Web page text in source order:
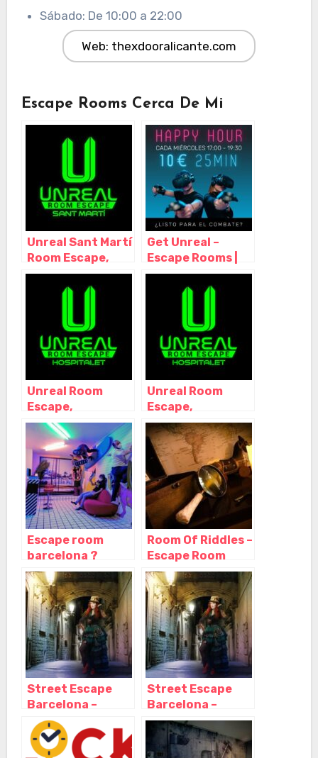
Sábado: De 10:00 a 22:00
Web: thexdooralicante.com
Escape Rooms Cerca De Mi
Unreal Sant Martí
Room Escape,
Barcelona –
Cataluña
Get Unreal –
Escape Rooms |
Realidad Virtual |
Tarragona,
Cataluña
Unreal Room
Escape,
L’Hospitalet de
Llobregat –
Barcelona
Unreal Room
Escape,
L’Hospitalet de
Llobregat –
Barcelona
Escape room
barcelona ?
Escape
Barcelona,
Barcelona –
Cataluña
Room Of Riddles –
Escape Room
Barcelona,
Barcelona –
Cataluña
Street Escape
Barcelona –
Escape room al
aire libre,
Barcelona –
Street Escape
Barcelona –
Escape room al
aire libre,
Barcelona –